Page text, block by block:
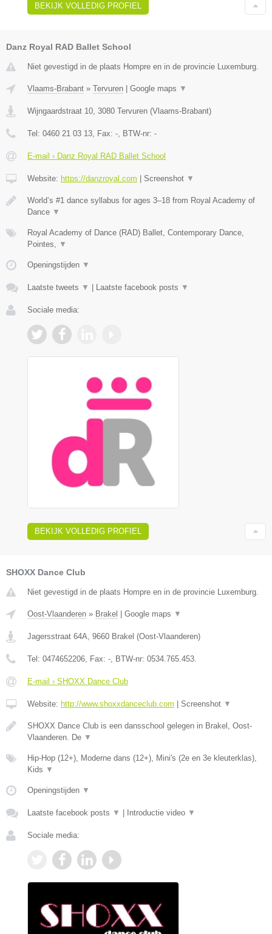
BEKIJK VOLLEDIG PROFIEL
Danz Royal RAD Ballet School
Niet gevestigd in de plaats Hompre en in de provincie Luxemburg.
Vlaams-Brabant » Tervuren | Google maps ▼
Wijngaardstraat 10 3080 Tervuren (Vlaams-Brabant)
Tel: 0460 21 03 13 , Fax: - , BTW-nr: -
E-mail › Danz Royal RAD Ballet School
Website: https://danzroyal.com | Screenshot ▼
World’s #1 dance syllabus for ages 3–18 from Royal Academy of
Dance ▼
Royal Academy of Dance (RAD) Ballet, Contemporary Dance,
Pointes,
▼
Openingstijden ▼
Laatste tweets ▼ | Laatste facebook posts ▼
Sociale media:
BEKIJK VOLLEDIG PROFIEL
SHOXX Dance Club
Niet gevestigd in de plaats Hompre en in de provincie Luxemburg.
Oost-Vlaanderen » Brakel | Google maps ▼
Jagersstraat 64A 9660 Brakel (Oost-Vlaanderen)
Tel: 0474652206 , Fax: - , BTW-nr: 0534.765.453.
E-mail › SHOXX Dance Club
Website: http://www.shoxxdanceclub.com | Screenshot ▼
SHOXX Dance Club is een dansschool gelegen in Brakel, Oost-
Vlaanderen. De ▼
Hip-Hop (12+), Moderne dans (12+), Mini's (2e en 3e kleuterklas),
Kids ▼
Openingstijden ▼
Laatste facebook posts ▼ | Introductie video ▼
Sociale media: